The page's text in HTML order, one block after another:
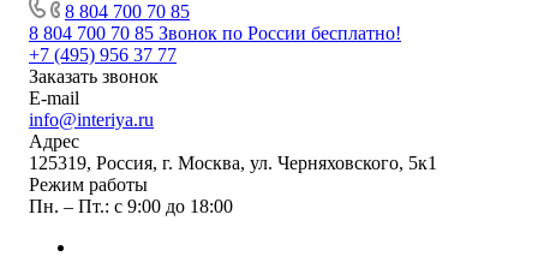
8 804 700 70 85
8 804 700 70 85 Звонок по России бесплатно!
+7 (495) 956 37 77
Заказать звонок
E-mail
info@interiya.ru
Адрес
125319, Россия, г. Москва, ул. Черняховского, 5к1
Режим работы
Пн. – Пт.: с 9:00 до 18:00